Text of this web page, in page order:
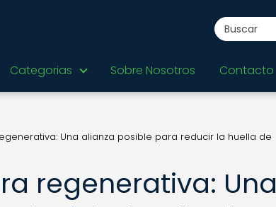
Categorias Sobre Nosotros Contacto
Una alianza posible para reducir la huella de
regenerativa: Una